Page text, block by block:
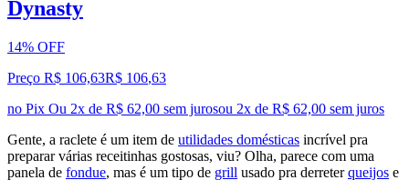
Dynasty
14% OFF
Preço R$ 106,63R$ 106,63
no Pix Ou 2x de R$ 62,00 sem jurosou 2x de R$ 62,00 sem juros
Gente, a raclete é um item de utilidades domésticas incrível pra
preparar várias receitinhas gostosas, viu? Olha, parece com uma
panela de fondue, mas é um tipo de grill usado pra derreterqueijos e